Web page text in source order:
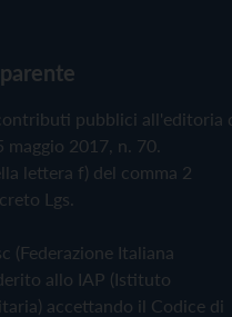
pubblici all'editoria
2017, n. 70.
lettera f) del comma 2
Lgs.
(Federazione Italiana
allo IAP (Istituto
accettando il Codice di